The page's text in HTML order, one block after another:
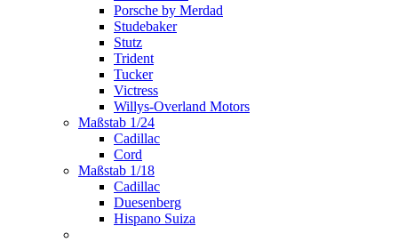
Porsche by Merdad
Studebaker
Stutz
Trident
Tucker
Victress
Willys-Overland Motors
Maßstab 1/24
Cadillac
Cord
Maßstab 1/18
Cadillac
Duesenberg
Hispano Suiza